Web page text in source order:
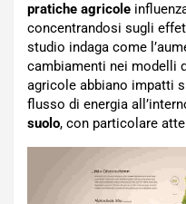
pratiche agricole
concentrandosi sugli
studio indaga come
cambiamenti nei modelli
agricole abbiano impatti
flusso di energia
suolo, con particolare